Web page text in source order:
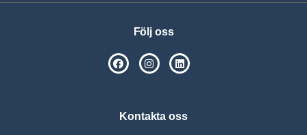
Följ oss
SPSM på Facebook
SPSM på Instagram
Kontakta oss